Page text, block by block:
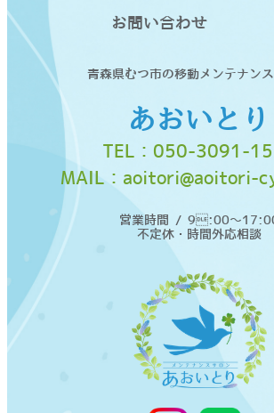
青森県むつ市の移動メンテナン
あおいとり
TEL： 050-3091-
MAIL： aoitori@aoitori-
営業時間 / 9:00〜
不定休・時間外応相談
お問い合わせ